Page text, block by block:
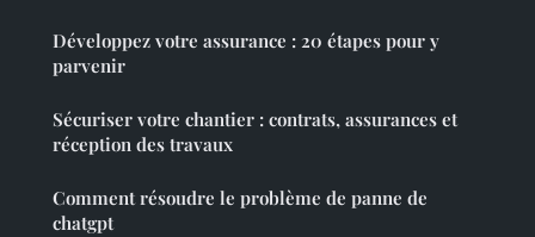
Développez votre assurance : 20 étapes pour y
parvenir
Sécuriser votre chantier : contrats, assurances et
réception des travaux
Comment résoudre le problème de panne de
chatgpt